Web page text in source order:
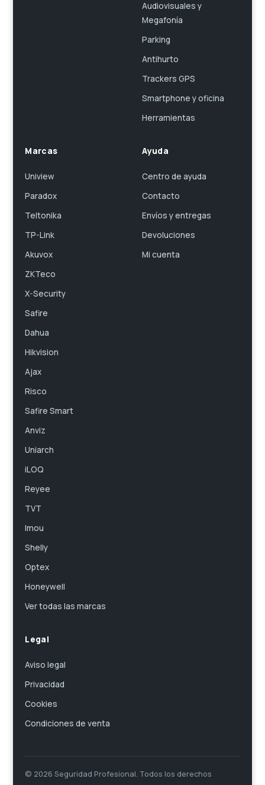
Audiovisuales y
Megafonía
Parking
Antihurto
Trackers GPS
Smartphone y oficina
Herramientas
Marcas
Uniview
Paradox
Teltonika
TP-Link
Akuvox
ZKTeco
X-Security
Safire
Dahua
Hikvision
Ajax
Risco
Safire Smart
Anviz
Uniarch
iLOQ
Reyee
TVT
Imou
Shelly
Optex
Honeywell
Ver todas las marcas
Ayuda
Centro de ayuda
Contacto
Envíos y entregas
Devoluciones
Mi cuenta
Legal
Aviso legal
Privacidad
Cookies
Condiciones de venta
© 2026 Seguridad Profesional. Todos los derechos